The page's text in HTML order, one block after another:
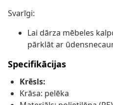
Svarīgi:
Lai dārza mēbeles
pārklāt ar
Specifikācijas
Krēsls:
Krāsa: pelēka